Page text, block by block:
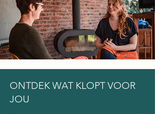
ONTDEK WAT KLOPT VOOR
JOU